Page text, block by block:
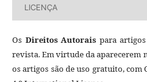
LICENÇA
Os Direitos Autorais para
revista. Em virtude da aparecerem
os artigos são de uso gratuito,